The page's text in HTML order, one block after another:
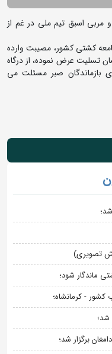
مربی اسبق تیم ملی در غم از
کشتی کشور، مصیبت وارده
تسلیت عرض نموده، از درگاه
بازماندگان صبر مسئلت می
تصویری)
ماندگار شود؛
کشور - کرمانشاه؛
شد؛
برگزار شد؛